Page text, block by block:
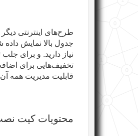
طرح‌های اینترنتی دیگر
جدول بالا نمایش
نیاز دارید. و برای
تخفیف‌هایی برای
قابلیت مدیریت همه
محتویات کیت